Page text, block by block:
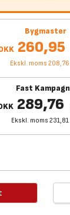
Bygmaster
260,95
Ekskl. moms 208,76
Fast
289,76
Ekskl. moms 231,81